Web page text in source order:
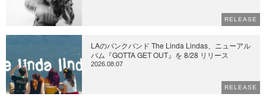
RELEASE
LAのパンクバンド The Linda Lindas、ニューアル
バム『GOTTA GET OUT』を 8/28 リリース
2026.08.07
RELEASE